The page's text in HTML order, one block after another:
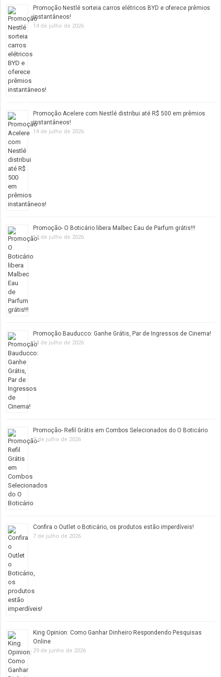
Promoção Nestlé sorteia carros elétricos BYD e oferece prêmios
instantâneos!
14 de julho de 2026
Promoção Acelere com Nestlé distribui até R$ 500 em prêmios
instantâneos!
14 de julho de 2026
Promoção- O Boticário libera Malbec Eau de Parfum grátis!!!
14 de julho de 2026
Promoção Bauducco: Ganhe Grátis, Par de Ingressos de Cinema!
14 de julho de 2026
Promoção- Refil Grátis em Combos Selecionados do O Boticário
7 de julho de 2026
Confira o Outlet o Boticário, os produtos estão imperdíveis!
7 de julho de 2026
King Opinion: Como Ganhar Dinheiro Respondendo Pesquisas
Online
29 de junho de 2026